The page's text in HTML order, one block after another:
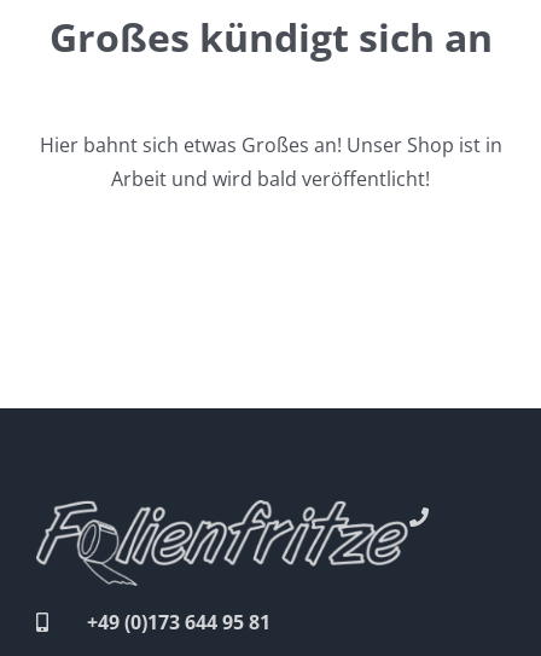
Großes kündigt sich an
Hier bahnt sich etwas Großes an! Unser Shop ist in
Arbeit und wird bald veröffentlicht!
+49 (0)173 644 95 81